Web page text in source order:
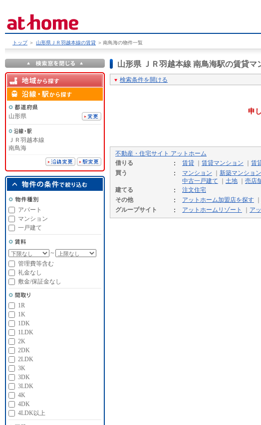
トップ ＞ 山形県ＪＲ羽越本線の賃貸 ＞ 南鳥海の物件一覧
山形県 ＪＲ羽越本線 南鳥海駅の賃貸
検索条件を開ける
申
不動産・住宅サイト アットホーム
借りる
賃貸 賃貸マンション 賃
買う
マンション 新築マンショ
中古一戸建て
土地 売店
建てる
注文住宅
その他
アットホーム加盟店を探す
グループサイト
アットホームリゾート ア
山形県
ＪＲ羽越本線
南鳥海
アパート
マンション
一戸建て
～
管理費等含む
礼金なし
敷金/保証金なし
1R
1K
1DK
1LDK
2K
2DK
2LDK
3K
3DK
3LDK
4K
4DK
4LDK以上